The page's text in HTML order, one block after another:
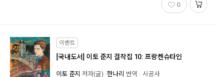
0
이벤트
[국내도서] 이토 준지 걸작집 10: 프랑켄슈타인
이토 준지 저자(글) 한나리 번역 시공사